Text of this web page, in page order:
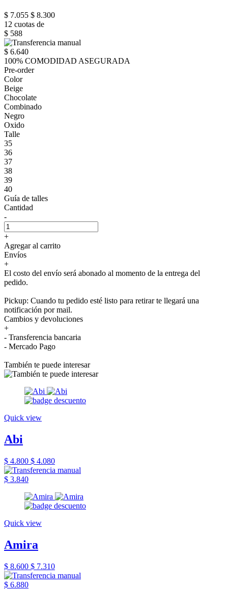
$ 7.055 $ 8.300
12 cuotas de
$ 588
$ 6.640
100% COMODIDAD ASEGURADA
Pre-order
Color
Beige
Chocolate
Combinado
Negro
Oxido
Talle
35
36
37
38
39
40
Guía de talles
Cantidad
-
+
Agregar al carrito
Envíos
+
El costo del envío será abonado al momento de la entrega del
pedido.
Pickup: Cuando tu pedido esté listo para retirar te llegará una
notificación por mail.
Cambios y devoluciones
+
- Transferencia bancaria
- Mercado Pago
También te puede interesar
Quick view
Abi
$ 4.800 $ 4.080
$ 3.840
Quick view
Amira
$ 8.600 $ 7.310
$ 6.880